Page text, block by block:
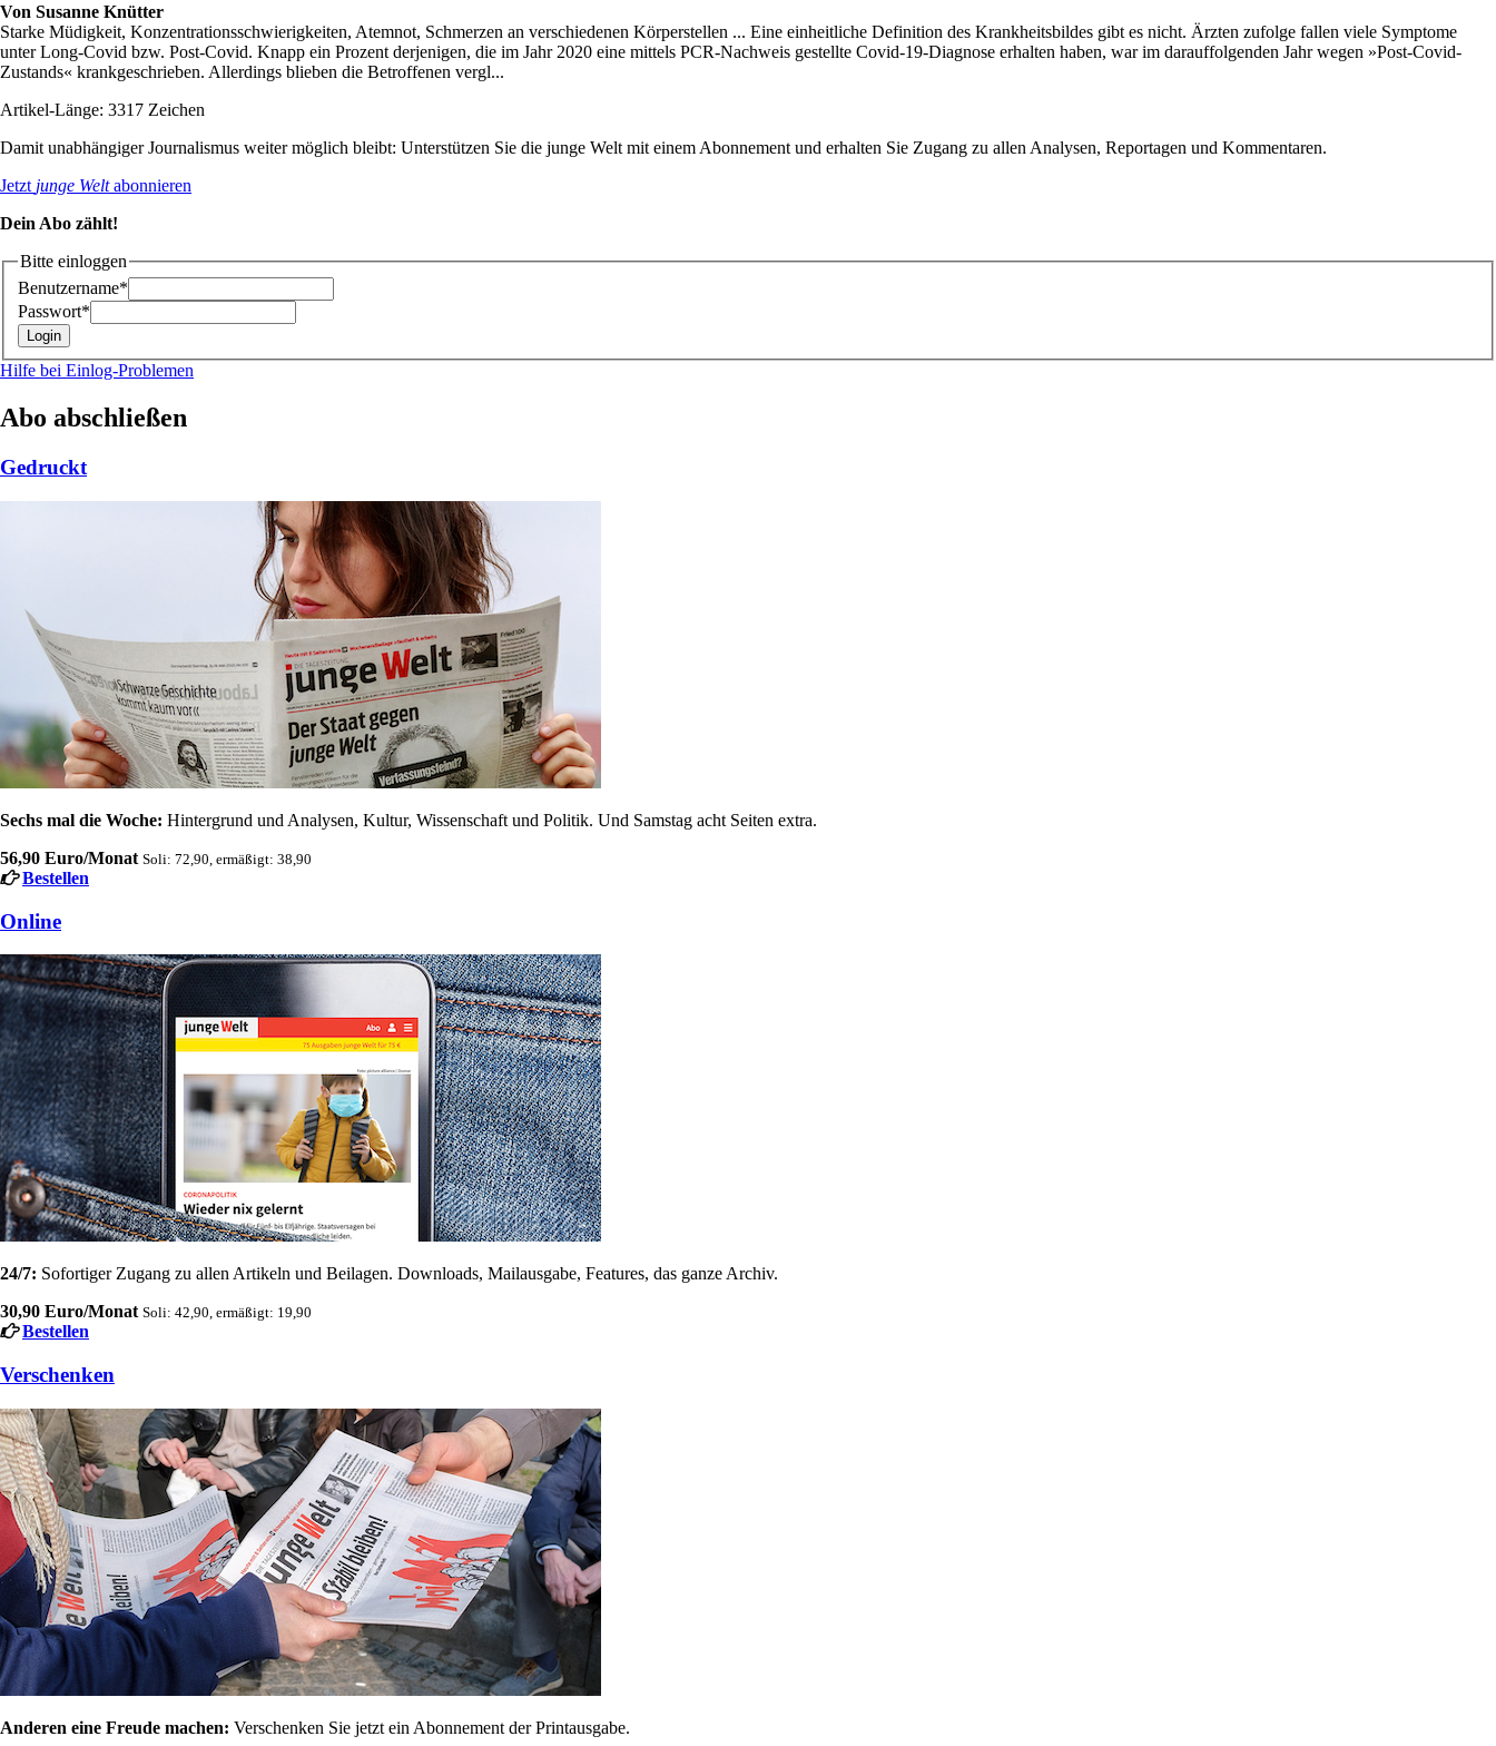
Von Susanne Knütter
Starke Müdigkeit, Konzentrationsschwierigkeiten, Atemnot, Schmerzen an verschiedenen Körperstellen ... Eine einheitliche Definition des Krankheitsbildes gibt es nicht. Ärzten zufolge fallen viele Symptome
unter Long-Covid bzw. Post-Covid. Knapp ein Prozent derjenigen, die im Jahr 2020 eine mittels PCR-Nachweis gestellte Covid-19-Diagnose erhalten haben, war im darauffolgenden Jahr wegen »Post-Covid-
Zustands« krankgeschrieben. Allerdings blieben die Betroffenen vergl...
Artikel-Länge: 3317 Zeichen
Damit unabhängiger Journalismus weiter möglich bleibt: Unterstützen Sie die junge Welt mit einem Abonnement und erhalten Sie Zugang zu allen Analysen, Reportagen und Kommentaren.
Jetzt junge Weltabonnieren
Dein Abo zählt!
Bitte einloggen
Benutzername*
Passwort*
Hilfe bei Einlog-Problemen
Abo abschließen
Gedruckt
Sechs mal die Woche: Hintergrund und Analysen, Kultur, Wissenschaft und Politik. Und Samstag acht Seiten extra.
56,90 Euro/Monat Soli: 72,90, ermäßigt: 38,90
Bestellen
Online
24/7: Sofortiger Zugang zu allen Artikeln und Beilagen. Downloads, Mailausgabe, Features, das ganze Archiv.
30,90 Euro/Monat Soli: 42,90, ermäßigt: 19,90
Bestellen
Verschenken
Anderen eine Freude machen: Verschenken Sie jetzt ein Abonnement der Printausgabe.